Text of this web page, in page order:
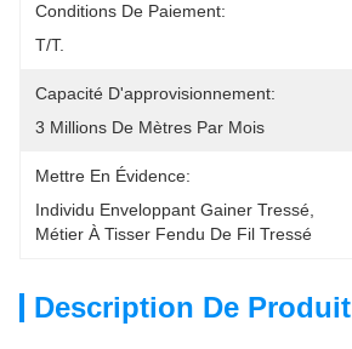
Conditions De Paiement:
T/T.
Capacité D'approvisionnement:
3 Millions De Mètres Par Mois
Mettre En Évidence:
Individu Enveloppant Gainer Tressé
Métier À Tisser Fendu De Fil Tressé
Description De Produit